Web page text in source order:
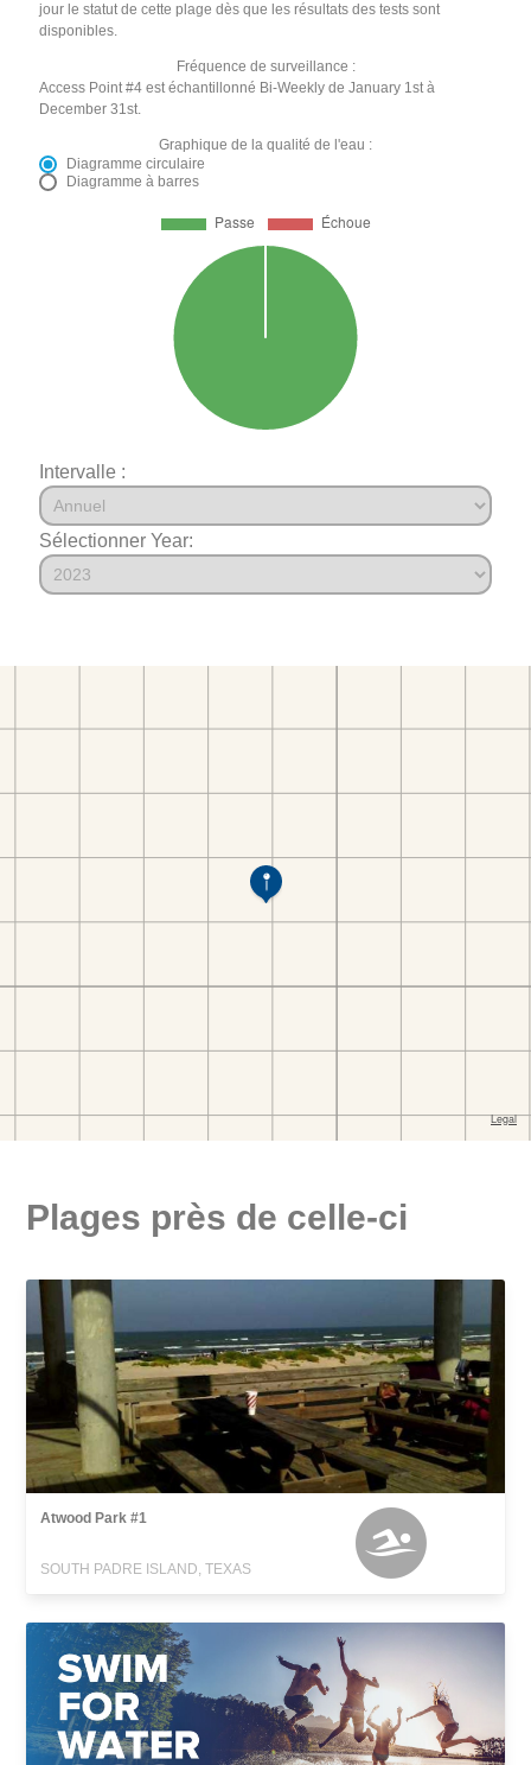
jour le statut de cette plage dès que les résultats des tests sont
disponibles.
Fréquence de surveillance :
Access Point #4 est échantillonné Bi-Weekly de January 1st à
December 31st.
Graphique de la qualité de l'eau :
Diagramme circulaire
Diagramme à barres
Intervalle :
Sélectionner Year:
Plages près de celle-ci
Atwood Park #1
SOUTH PADRE ISLAND, TEXAS